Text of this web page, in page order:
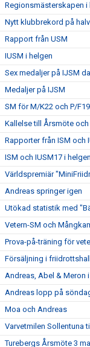
Regionsmästerskapen i
Nytt klubbrekord på
Rapport från USM
IUSM i helgen
Sex medaljer på IJSM
Medaljer på IJSM
SM för M/K22 och P/
Kallelse till Årsmöte
Rapporter från ISM och
ISM och IUSM17 i helgen
Världspremiär
Andreas springer igen
Utökad statistik med
Vetern-SM och
Prova-på-träning för
Försäljning i
Andreas, Abel & Meron
Andreas lopp på
Moa och Andreas
Varvetmilen Sollentuna
Turebergs Årsmöte 3